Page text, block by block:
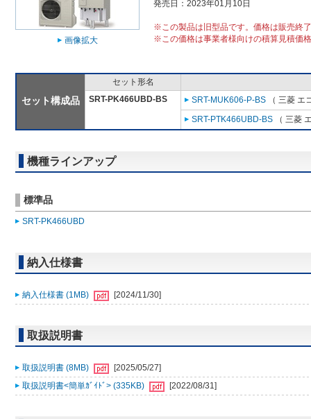
画像拡大
発売日：2023年01月10日
※この製品は旧型品です。価格は販売終
※この価格は事業者様向けの積算見積価
セット構成品
セット形名
SRT-PK466UBD-BS
SRT-MUK606-P-BS （ 三菱 エ
SRT-PTK466UBD-BS （ 三菱
機種ラインアップ
標準品
SRT-PK466UBD
納入仕様書
納入仕様書 (1MB) [2024/11/30]
取扱説明書
取扱説明書 (8MB)
[2025/05/27]
取扱説明書<簡単ｶﾞｲﾄﾞ> (335KB)
[2022/08/31]